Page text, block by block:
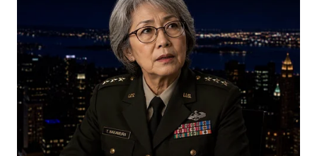
WN
SULSEL
WN
GORONTALO